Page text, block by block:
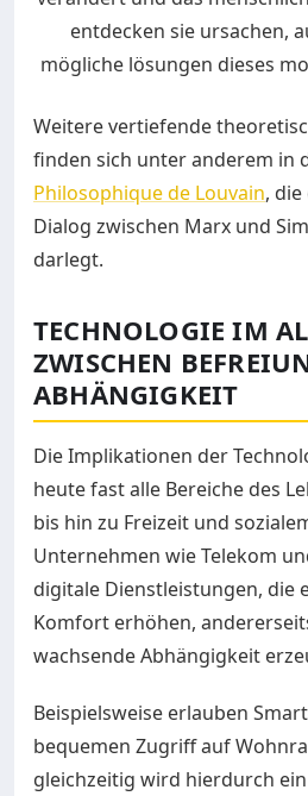
Weitere vertiefende
finden sich unter anderem in
Philosophique de Louvain,
Dialog zwischen Marx und
darlegt.
TECHNOLOGIE IM
ZWISCHEN
ABHÄNGIGKEIT
Die Implikationen der
heute fast alle Bereiche des
bis hin zu Freizeit und
Unternehmen wie Telekom
digitale Dienstleistungen, die
Komfort erhöhen,
wachsende Abhängigkeit
Beispielsweise erlauben
bequemen Zugriff auf
gleichzeitig wird hierdurch